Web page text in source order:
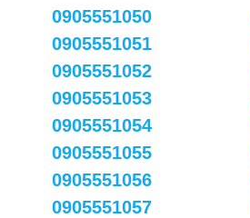
0905551050
0905551051
0905551052
0905551053
0905551054
0905551055
0905551056
0905551057